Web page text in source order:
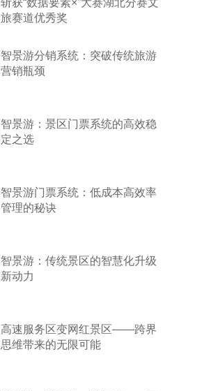
斩获“数据要素×”大赛湖北分赛文
旅赛道优秀奖
智景游分销系统：突破传统旅游
营销瓶颈
智景游：景区门票系统的高效稳
定之选
智景游门票系统：低成本高效率
管理的秘诀
智景游：传统景区的智慧化升级
新动力
高速服务区变网红景区——跨界
思维带来的无限可能